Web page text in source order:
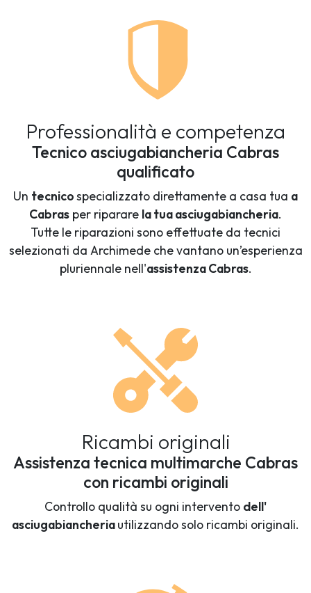
Professionalità e competenza
Tecnico asciugabiancheria Cabras
qualificato
Un tecnicospecializzato direttamente a casa tua a
Cabras per riparare la tua asciugabiancheria.
Tutte le riparazioni sono effettuate da tecnici
selezionati da Archimede che vantano un’esperienza
pluriennale nell'assistenza Cabras.
Ricambi originali
Assistenza tecnica multimarche Cabras
con ricambi originali
Controllo qualità su ogni intervento dell'
asciugabiancheriautilizzando solo ricambi originali.